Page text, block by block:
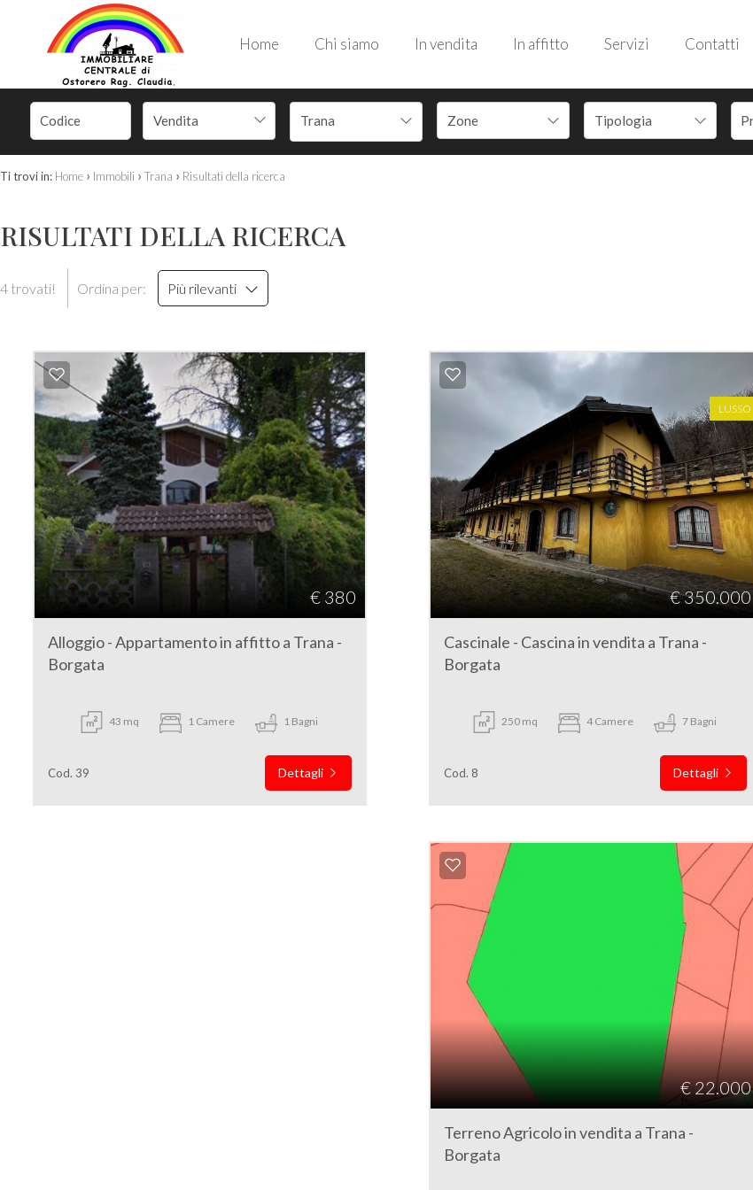
Home Chi siamo In vendita In affitto Servizi Contatti
Vendita Trana
Ti trovi in: Home › Immobili › Trana › Risultati della ricerca
RISULTATI DELLA RICERCA
4 trovati! Ordina per: Più rilevanti
€ 380
Alloggio - Appartamento in affitto a Trana -
Borgata
43 mq 1 Camere 1 Bagni
Cod. 39 Dettagli
LUSSO
€ 350.000
Cascinale - Cascina in vendita a Trana -
Borgata
250 mq 4 Camere 7 Bagni
Cod. 8 Dettagli
€ 22.000
Terreno Agricolo in vendita a Trana -
Borgata